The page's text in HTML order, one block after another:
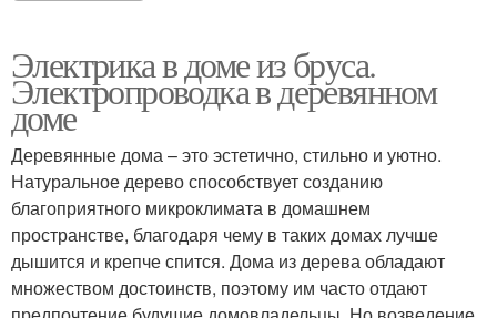
Электрика в доме из бруса.
Электропроводка в деревянном
доме
Деревянные дома – это эстетично, стильно и уютно.
Натуральное дерево способствует созданию
благоприятного микроклимата в домашнем
пространстве, благодаря чему в таких домах лучше
дышится и крепче спится. Дома из дерева обладают
множеством достоинств, поэтому им часто отдают